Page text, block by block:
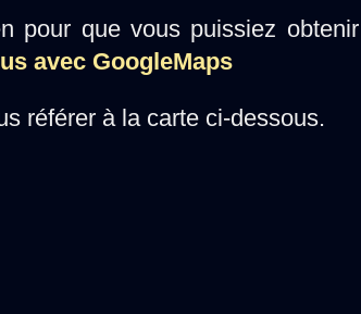
pour que vous puissiez
avec GoogleMaps
référer à la carte ci-dessous.